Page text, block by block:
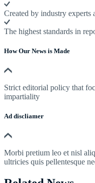
Created by industry experts
The highest standards in
How Our News is Made
Strict editorial policy that
impartiality
Ad discliamer
Morbi pretium leo et nisl
ultricies quis pellentesque